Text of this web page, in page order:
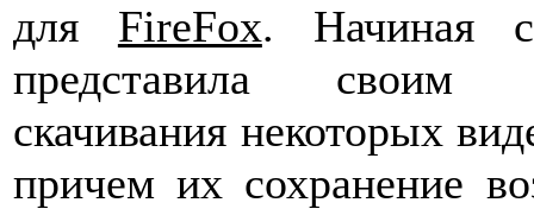
для FireFox. Начиная
представила своим
скачивания некоторых
причем их сохранение